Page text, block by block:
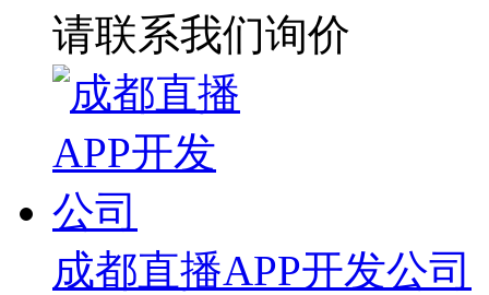
请联系我们询价
成都直播APP开发公司